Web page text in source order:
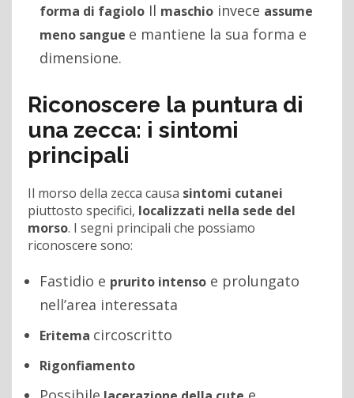
forma di fagiolo Il maschio invece assume
meno sangue e mantiene la sua forma e
dimensione.
Riconoscere la puntura di
una zecca: i sintomi
principali
Il morso della zecca causa sintomi cutanei
piuttosto specifici, localizzati nella sede del
morso. I segni principali che possiamo
riconoscere sono:
Fastidio e prurito intenso e prolungato
nell’area interessata
Eritema circoscritto
Rigonfiamento